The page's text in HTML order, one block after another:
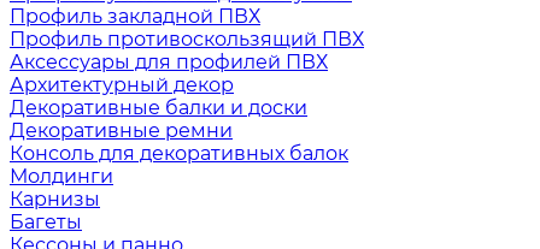
Профиль закладной ПВХ
Профиль противоскользящий ПВХ
Аксессуары для профилей ПВХ
Архитектурный декор
Декоративные балки и доски
Декоративные ремни
Консоль для декоративных балок
Молдинги
Карнизы
Багеты